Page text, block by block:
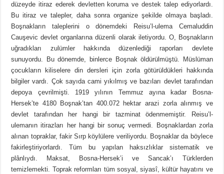
düzeyde itiraz ederek devletten koruma ve destek talep ediyorlardı.
Bu itiraz ve talepler, daha sonra organize şekilde olmaya başladı.
Boşnakların taleplerini o dönemdeki Reisu’l-ulema Cemaluddin
Cauşevic devlet organlarına düzenli olarak iletiyordu. O, Boşnakların
uğradıkları zulümler hakkında düzenlediği raporları devlete
sunuyordu. Bu dönemde, binlerce Boşnak öldürülmüştü. Müslüman
çocukların kiliselere din dersleri için zorla götürüldükleri hakkında
bilgiler vardı. Çok sayıda cami yıkılmış ve bazıları devlet tarafından
depoya çevrilmişti. 1919 yılının Temmuz ayına kadar Bosna-
Hersek’te 4180 Boşnak’tan 400.072 hektar arazi zorla alınmış ve
devlet tarafından her hangi bir tazminat ödenmemiştir. Reisu’l-
ulemanın itirazları her hangi bir sonuç vermedi. Boşnaklardan zorla
alınan topraklar, fakir Sırp köylülere veriliyordu. Boşnaklar da böylece
fakirleştiriyorlardı. Tüm bu yapılan haksızlıklar sistematik ve
plânlıydı. Maksat, Bosna-Hersek’i ve Sancak’ı Türklerden
temizlemekti. Toprak reformları tüm sosyal, siyasî, kültür hayatını ve